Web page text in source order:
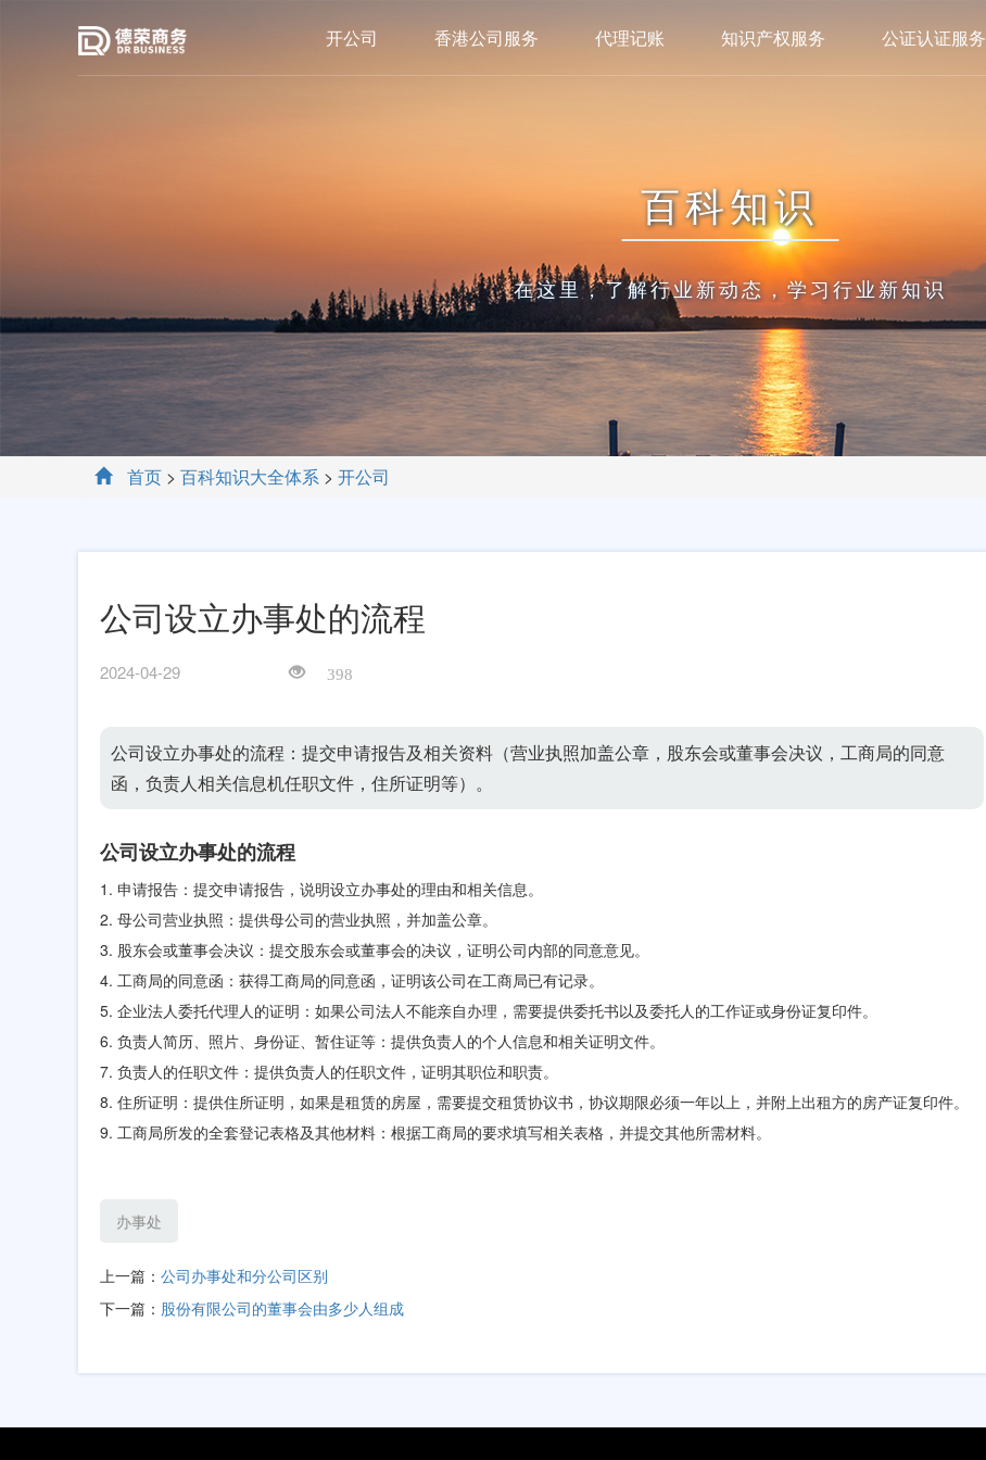
开公司 香港公司服务 代理记账 知识产权服务 公证认证服务
百科知识
在这里，了解行业新动态，学习行业新知识
首页 > 百科知识大全体系 > 开公司
公司设立办事处的流程
2024-04-29 398
公司设立办事处的流程：提交申请报告及相关资料（营业执照加盖公章，股东会或董事会决议，工商局的同意
函，负责人相关信息机任职文件，住所证明等）。
公司设立办事处的流程
1. 申请报告：提交申请报告，说明设立办事处的理由和相关信息。
2. 母公司营业执照：提供母公司的营业执照，并加盖公章。
3. 股东会或董事会决议：提交股东会或董事会的决议，证明公司内部的同意意见。
4. 工商局的同意函：获得工商局的同意函，证明该公司在工商局已有记录。
5. 企业法人委托代理人的证明：如果公司法人不能亲自办理，需要提供委托书以及委托人的工作证或身份证复印件。
6. 负责人简历、照片、身份证、暂住证等：提供负责人的个人信息和相关证明文件。
7. 负责人的任职文件：提供负责人的任职文件，证明其职位和职责。
8. 住所证明：提供住所证明，如果是租赁的房屋，需要提交租赁协议书，协议期限必须一年以上，并附上出租方的房产证复印件。
9. 工商局所发的全套登记表格及其他材料：根据工商局的要求填写相关表格，并提交其他所需材料。
办事处
上一篇： 公司办事处和分公司区别
下一篇： 股份有限公司的董事会由多少人组成